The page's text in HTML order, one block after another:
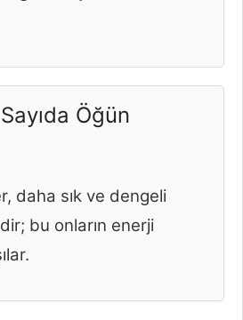
Öğün
daha sık ve dengeli
bu onların enerji